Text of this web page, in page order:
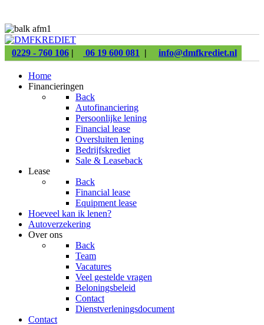
0229 - 760 106 | 06 19 600 081 | info@dmfkrediet.nl
Home
Financieringen
Back
Autofinanciering
Persoonlijke lening
Financial lease
Oversluiten lening
Bedrijfskrediet
Sale & Leaseback
Lease
Back
Financial lease
Equipment lease
Hoeveel kan ik lenen?
Autoverzekering
Over ons
Back
Team
Vacatures
Veel gestelde vragen
Beloningsbeleid
Contact
Dienstverleningsdocument
Contact